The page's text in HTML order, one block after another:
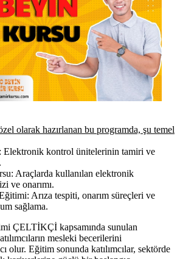
olarak hazırlanan bu programda, şu temel
kontrol ünitelerinin tamiri ve
Araçlarda kullanılan elektronik
ve onarımı.
Arıza tespiti, onarım süreçleri ve
sağlama.
ÇELTİKÇİ kapsamında sunulan
mesleki becerilerini
olur. Eğitim sonunda katılımcılar, sektörde